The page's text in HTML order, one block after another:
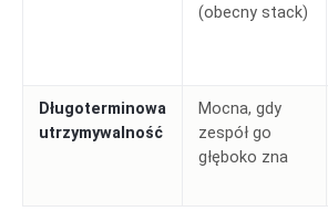
(obecny stack)
Długoterminowa
utrzymywalność
Mocna, gdy
zespół go
głęboko zna